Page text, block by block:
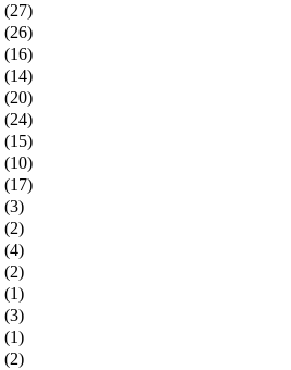
(27)
(26)
(16)
(14)
(20)
(24)
(15)
(10)
(17)
(3)
(2)
(4)
(2)
(1)
(3)
(1)
(2)